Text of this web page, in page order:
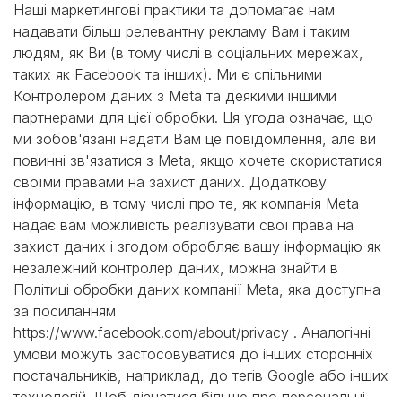
Наші маркетингові практики та допомагає нам
надавати більш релевантну рекламу Вам і таким
людям, як Ви (в тому числі в соціальних мережах,
таких як Facebook та інших). Ми є спільними
Контролером даних з Meta та деякими іншими
партнерами для цієї обробки. Ця угода означає, що
ми зобов'язані надати Вам це повідомлення, але ви
повинні зв'язатися з Meta, якщо хочете скористатися
своїми правами на захист даних. Додаткову
інформацію, в тому числі про те, як компанія Meta
надає вам можливість реалізувати свої права на
захист даних і згодом обробляє вашу інформацію як
незалежний контролер даних, можна знайти в
Політиці обробки даних компанії Meta, яка доступна
за посиланням
https://www.facebook.com/about/privacy . Аналогічні
умови можуть застосовуватися до інших сторонніх
постачальників, наприклад, до тегів Google або інших